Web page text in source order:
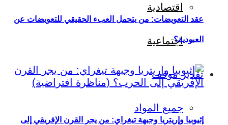
اقتصادية
اجتماعية
تقدير موقف
جميع المواد
عقد التعويضات: من يتحمل العبء الحقيقي للتعويضات عن
العبودية؟
إثيوبيا وإريتريا وجبهة تيغراي: من يجر القرن الإفريقي إلى